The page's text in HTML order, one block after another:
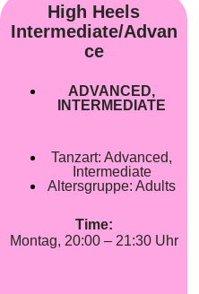
High Heels
Intermediate/Advan
ce
ADVANCED,
INTERMEDIATE
Tanzart: Advanced,
Intermediate
Altersgruppe: Adults
Time:
Montag, 20:00 – 21:30 Uhr